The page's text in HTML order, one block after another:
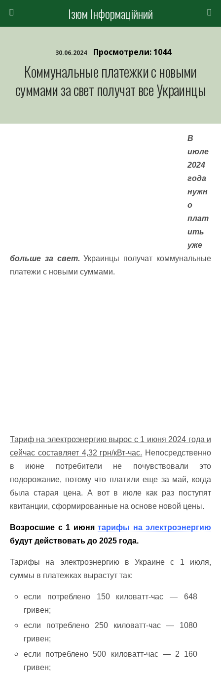
Ізюм Інформаційний
30.06.2024 Просмотрели: 1044
Коммунальные платежки с новыми
суммами за свет получат все Украинцы
В
июле
2024
года
нужн
о
плат
ить
уже
больше за свет.Украинцы получат коммунальные
платежи с новыми суммами.
Тариф на электроэнергию вырос с 1 июня 2024 года и
сейчас составляет 4,32 грн/кВт-час. Непосредственно
в июне потребители не почувствовали это
подорожание, потому что платили еще за май, когда
была старая цена. А вот в июле как раз поступят
квитанции, сформированные на основе новой цены.
Возросшие с 1 июня тарифы на электроэнергию
будут действовать до 2025 года.
Тарифы на электроэнергию в Украине с 1 июля,
суммы в платежках вырастут так:
если потреблено 150 киловатт-час — 648
гривен;
если потреблено 250 киловатт-час — 1080
гривен;
если потреблено 500 киловатт-час — 2 160
гривен;